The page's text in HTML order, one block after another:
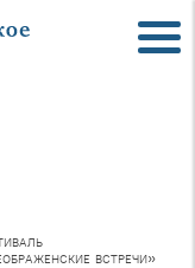
встречи»